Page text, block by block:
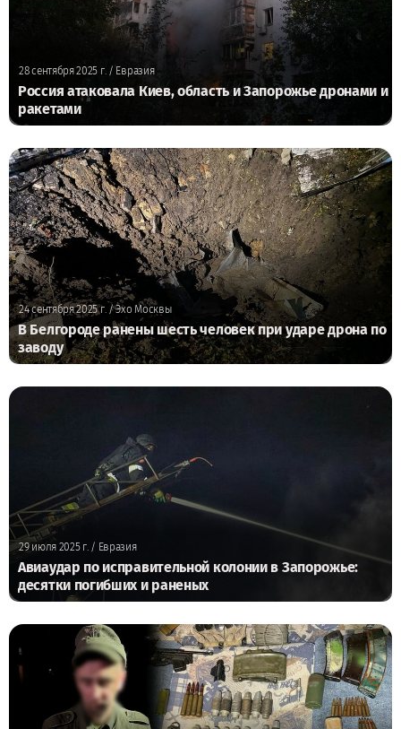
28 сентября 2025 г./ Евразия
Россия атаковала Киев, область и Запорожье дронами и
ракетами
24 сентября 2025 г. / Эхо Москвы
В Белгороде ранены шесть человек при ударе дрона по
заводу
29 июля 2025 г./ Евразия
Авиаудар по исправительной колонии в Запорожье:
десятки погибших и раненых